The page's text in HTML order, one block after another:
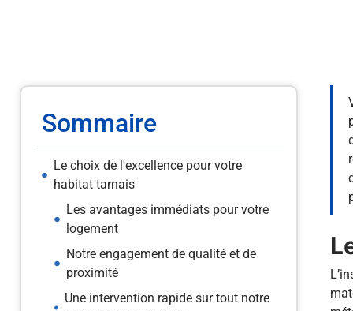
Sommaire
Le choix de l'excellence pour votre
habitat tarnais
Les avantages immédiats pour votre
logement
Notre engagement de qualité et de
proximité
Une intervention rapide sur tout notre